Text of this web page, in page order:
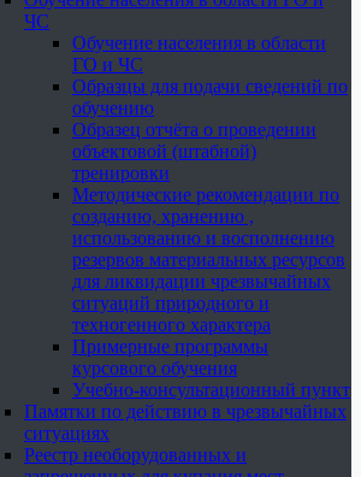
ЧС
Обучение населения в области
ГО и ЧС
Образцы для подачи сведений по
обучению
Образец отчёта о проведении
объектовой (штабной)
тренировки
Методические рекомендации по
созданию, хранению ,
использованию и восполнению
резервов материальных ресурсов
для ликвидации чрезвычайных
ситуаций природного и
техногенного характера
Примерные программы
курсового обучения
Учебно-консультационный пункт
Памятки по действию в чрезвычайных
ситуациях
Реестр необорудованных и